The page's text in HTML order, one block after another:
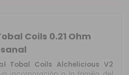
Coils 0.21 Ohm
Tobal Coils Alchelicious V2